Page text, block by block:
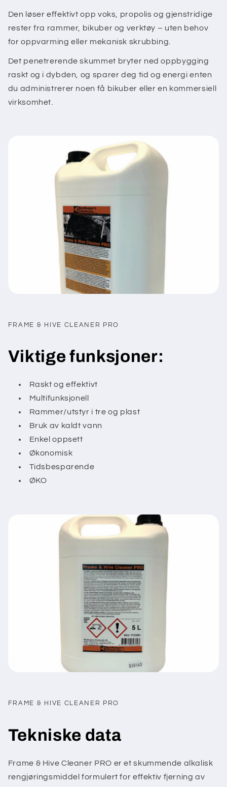
Den løser effektivt opp voks, propolis og gjenstridige
rester fra rammer, bikuber og verktøy – uten behov
for oppvarming eller mekanisk skrubbing.
Det penetrerende skummet bryter ned oppbygging
raskt og i dybden, og sparer deg tid og energi enten
du administrerer noen få bikuber eller en kommersiell
virksomhet.
FRAME & HIVE CLEANER PRO
Viktige funksjoner:
Raskt og effektivt
Multifunksjonell
Rammer/utstyr i tre og plast
Bruk av kaldt vann
Enkel oppsett
Økonomisk
Tidsbesparende
ØKO
FRAME & HIVE CLEANER PRO
Tekniske data
Frame & Hive Cleaner PRO er et skummende alkalisk
rengjøringsmiddel formulert for effektiv fjerning av